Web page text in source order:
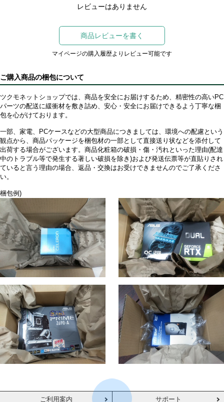
レビューはありません
商品レビューを書く
マイページの購入履歴よりレビュー可能です
ご購入商品の梱包について
ツクモネットショップでは、商品を安全にお届けするため、精密性の高いPC
パーツの配送に緩衝材を敷き詰め、安心・安全にお届けできるよう丁寧な梱
包を心がけております。
一部、家電、PCケースなどの大型商品につきましては、環境への配慮という
観点から、商品パッケージを梱包材の一部として直接送り状などを添付して
出荷する場合がございます。商品化粧箱の破損・傷・汚れといった理由(配達
中のトラブル等で発生する著しい破損を除き)および発送伝票等が直貼りされ
ていると言う理由の場合、返品・交換はお受けできませんのでご了承くださ
い。
梱包例)
ご利用案内 サポート